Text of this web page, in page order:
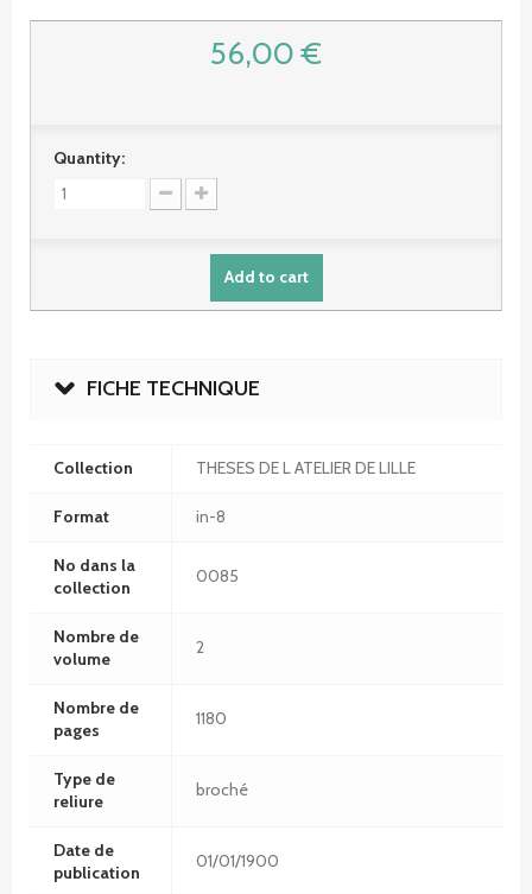
56,00 €
Quantity:
Add to cart
FICHE TECHNIQUE
Collection THESES DE L ATELIER DE LILLE
Format in-8
No dans la
collection
0085
Nombre de
volume
2
Nombre de
pages
1180
Type de
reliure
broché
Date de
publication
01/01/1900